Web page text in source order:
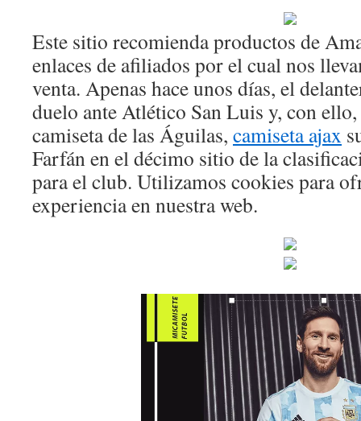
Este sitio recomienda productos de
enlaces de afiliados por el cual nos
venta. Apenas hace unos días, el
duelo ante Atlético San Luis y, con
camiseta de las Águilas, camiseta ajax
Farfán en el décimo sitio de la
para el club. Utilizamos cookies para
experiencia en nuestra web.